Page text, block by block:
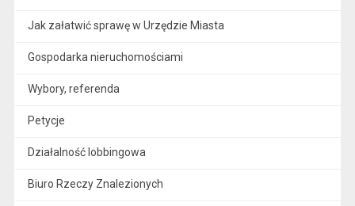
Jak załatwić sprawę w Urzędzie Miasta
Gospodarka nieruchomościami
Wybory, referenda
Petycje
Działalność lobbingowa
Biuro Rzeczy Znalezionych